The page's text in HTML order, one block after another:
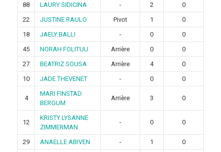
88
LAURY SIDICINA - 2
0
22
JUSTINE RAULO Pivot 1
0
18
JAELY BALLI - 0
0
45
NORAH FOLITUU Arrière 0
0
27
BEATRIZ SOUSA Arrière 4
0
10
JADE THEVENET - 0 0
4
MARI FINSTAD
BERGUM
Arrière 3 0
12
KRISTY LYSANNE
ZIMMERMAN
- 0 0
29 ANAELLE ABIVEN - 1 0